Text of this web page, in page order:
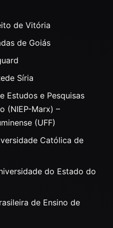
de Vitória
de Goiás
Síria
Estudos e Pesquisas
(NIEP-Marx) –
(UFF)
Católica de
do Estado do
de Ensino de